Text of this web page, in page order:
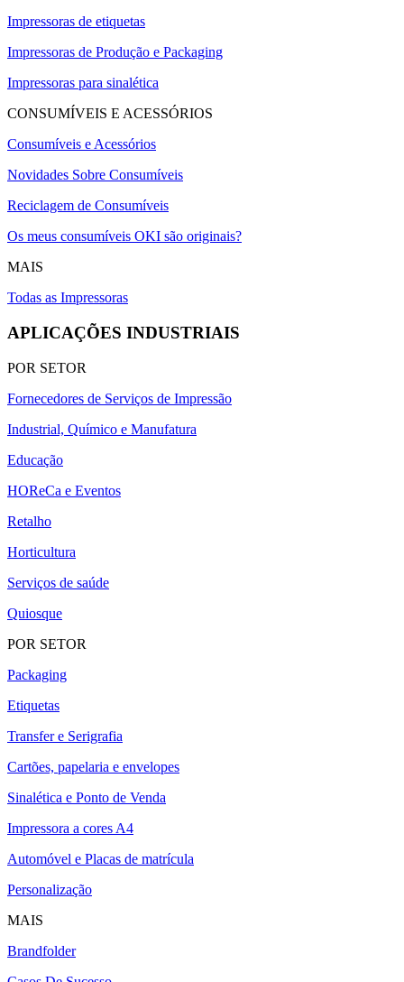
Impressoras de etiquetas
Impressoras de Produção e Packaging
Impressoras para sinalética
CONSUMÍVEIS E ACESSÓRIOS
Consumíveis e Acessórios
Novidades Sobre Consumíveis
Reciclagem de Consumíveis
Os meus consumíveis OKI são originais?
MAIS
Todas as Impressoras
APLICAÇÕES INDUSTRIAIS
POR SETOR
Fornecedores de Serviços de Impressão
Industrial, Químico e Manufatura
Educação
HOReCa e Eventos
Retalho
Horticultura
Serviços de saúde
Quiosque
POR SETOR
Packaging
Etiquetas
Transfer e Serigrafia
Cartões, papelaria e envelopes
Sinalética e Ponto de Venda
Impressora a cores A4
Automóvel e Placas de matrícula
Personalização
MAIS
Brandfolder